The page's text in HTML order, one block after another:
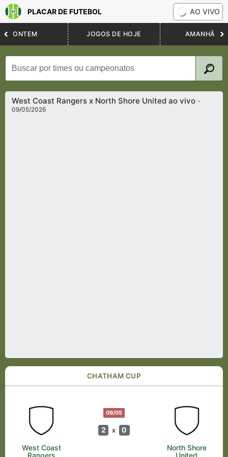
PLACAR DE FUTEBOL AO VIVO
ONTEM JOGOS DE HOJE AMANHÃ
West Coast Rangers x North Shore United ao vivo-
09/05/2026
CHATHAM CUP
09/05
2 x 0
West Coast
Rangers
North Shore
United